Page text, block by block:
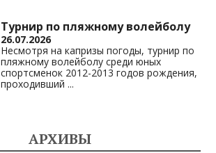
Турнир по пляжному волейболу
26.07.2026
Несмотря на капризы погоды, турнир по
пляжному волейболу среди юных
спортсменок 2012-2013 годов рождения,
проходивший ...
АРХИВЫ